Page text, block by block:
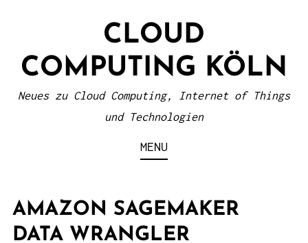
CLOUD
COMPUTING KÖLN
Neues zu Cloud Computing, Internet of Things
und Technologien
MENU
AMAZON SAGEMAKER
DATA WRANGLER